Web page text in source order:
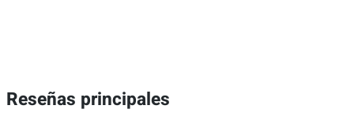
Reseñas principales